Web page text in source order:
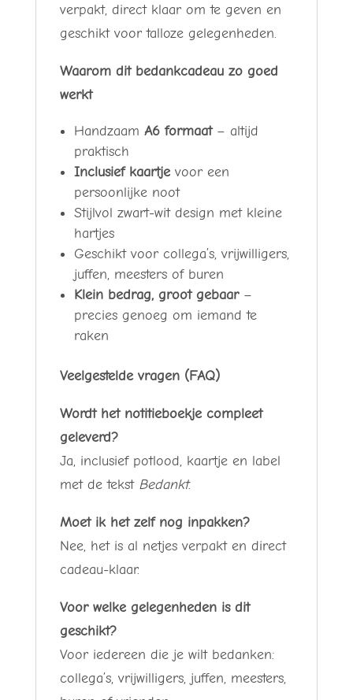
verpakt, direct klaar om te geven en
geschikt voor talloze gelegenheden.
Waarom dit bedankcadeau zo goed
werkt
Handzaam A6 formaat– altijd
praktisch
Inclusief kaartjevoor een
persoonlijke noot
Stijlvol zwart-wit design met kleine
hartjes
Geschikt voor collega’s, vrijwilligers,
juffen, meesters of buren
Klein bedrag, groot gebaar–
precies genoeg om iemand te
raken
Veelgestelde vragen (FAQ)
Wordt het notitieboekje compleet
geleverd?
Ja, inclusief potlood, kaartje en label
met de tekst Bedankt.
Moet ik het zelf nog inpakken?
Nee, het is al netjes verpakt en direct
cadeau-klaar.
Voor welke gelegenheden is dit
geschikt?
Voor iedereen die je wilt bedanken:
collega’s, vrijwilligers, juffen, meesters,